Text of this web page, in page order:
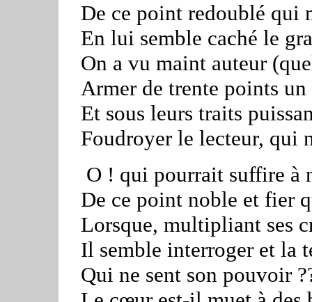
De ce point redoublé qui
En lui semble caché le
On a vu maint auteur
Armer de trente points
Et sous leurs traits
Foudroyer le lecteur, qui
O ! qui pourrait suffire à
De ce point noble et fier
Lorsque, multipliant ses
Il semble interroger et la
Qui ne sent son pouvoir